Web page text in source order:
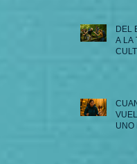
DEL
A LA
UNO